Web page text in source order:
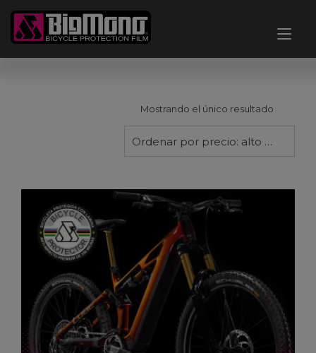
contenido
Mostrando el único resultado
Ordenar por precio: alto a bajo